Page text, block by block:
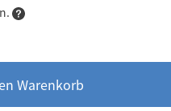
Warenkorb